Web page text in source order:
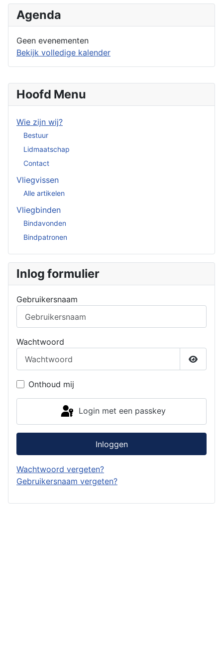
Hoofd Menu
Wie zijn wij?
Bestuur
Lidmaatschap
Contact
Vliegvissen
Alle artikelen
Vliegbinden
Bindavonden
Bindpatronen
Inlog formulier
Gebruikersnaam
Wachtwoord
Toon
Onthoud mij
Login met een passkey
Inloggen
Wachtwoord vergeten?
Gebruikersnaam vergeten?
Agenda
Geen evenementen
Bekijk volledige kalender